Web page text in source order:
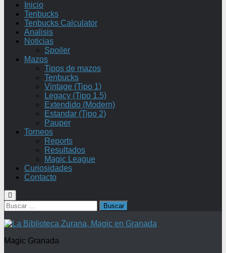
Inicio
Tenbucks
Tenbucks Calculator
Analisis
Noticias
Spoiler
Mazos
Tipos de mazos
Tenbucks
Vintage (Tipo 1)
Legacy (Tipo 1.5)
Extendido (Modern)
Estandar (Tipo 2)
Pauper
Torneos
Reports
Resultados
Magic League
Curiosidades
Contacto
Buscar:
Magic Granada